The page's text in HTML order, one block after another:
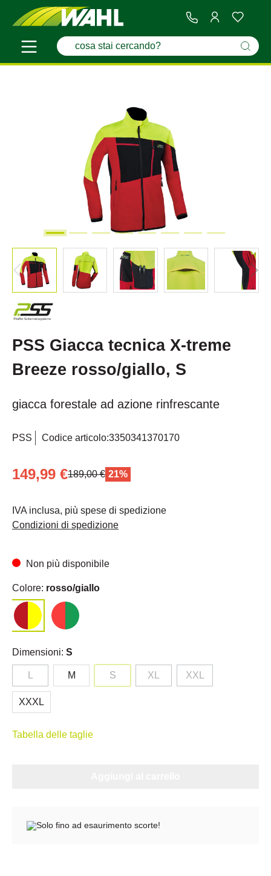
PSS Giacca tecnica X-treme
Breeze rosso/giallo, S
giacca forestale ad azione rinfrescante
PSS Codice articolo:3350341370170
149,99 €189,00 € 21%
IVA inclusa, più spese di spedizione
Condizioni di spedizione
Non più disponibile
Colore: rosso/giallo
Dimensioni: S
M S XL XXL
XXXL
Tabella delle taglie
Solo fino ad esaurimento scorte!